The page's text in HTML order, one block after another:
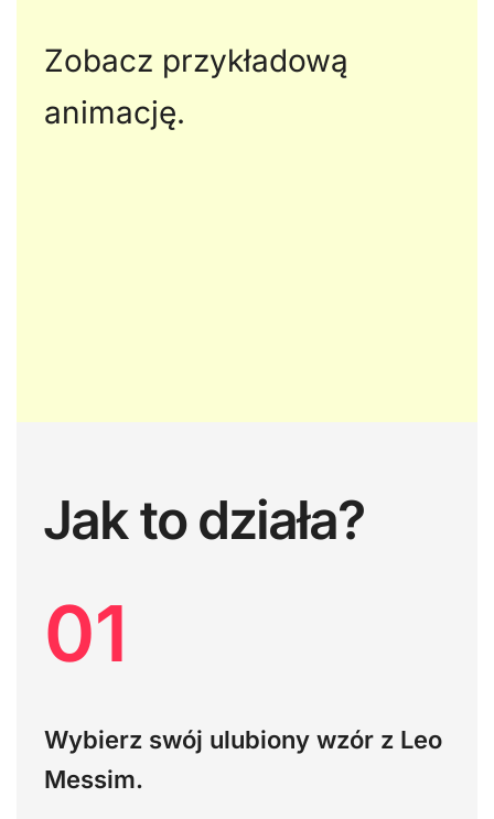
Zobacz przykładową
animację.
Jak to działa?
01
Wybierz swój ulubiony wzór z Leo
Messim.